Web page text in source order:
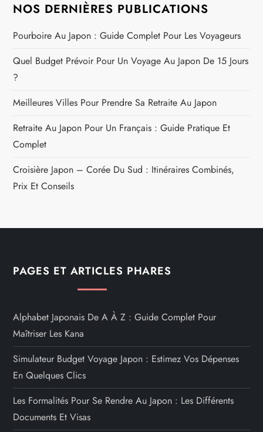
NOS DERNIÈRES PUBLICATIONS
Pourboire Au Japon : Guide Complet Pour Les Voyageurs
Quel Budget Prévoir Pour Un Voyage Au Japon De 15 Jours
?
Meilleures Villes Pour Prendre Sa Retraite Au Japon
Retraite Au Japon Pour Un Français : Guide Pratique Et
Complet
Croisière Japon – Corée Du Sud : Itinéraires Combinés,
Prix Et Conseils
PAGES ET ARTICLES PHARES
Alphabet Japonais De A À Z : Guide Complet Pour
Maîtriser Les Kana
Simulateur Budget Voyage Japon : Estimez Vos Dépenses
En Quelques Clics
Les Formalités Pour Se Rendre Au Japon : Les Différents
Documents Et Visas